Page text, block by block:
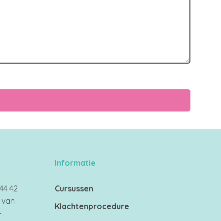
42
Informatie
Cursussen
Klachtenprocedure